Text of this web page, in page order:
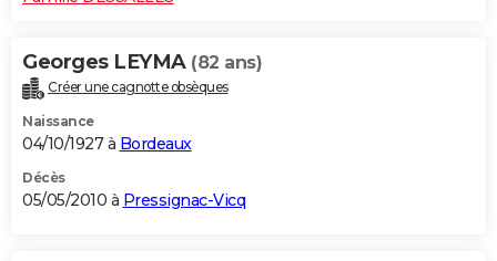
Georges LEYMA (82 ans)
Créer une cagnotte obsèques
Naissance
04/10/1927 à Bordeaux
Décès
05/05/2010 à Pressignac-Vicq